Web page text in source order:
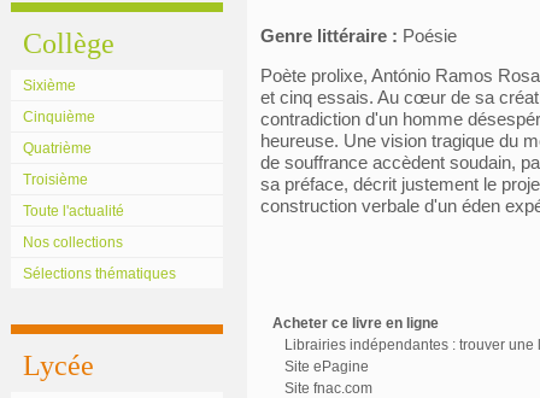
Collège
Sixième
Cinquième
Quatrième
Troisième
Toute l'actualité
Nos collections
Sélections thématiques
Lycée
Genre littéraire : Poésie
Poète prolixe, António Ramos
et cinq essais. Au cœur de sa
contradiction d'un homme
heureuse. Une vision tragique du
de souffrance accèdent soudain,
sa préface, décrit justement le
construction verbale d'un éden
Acheter ce livre en ligne
Librairies indépendantes : trouver une
Site ePagine
Site fnac.com